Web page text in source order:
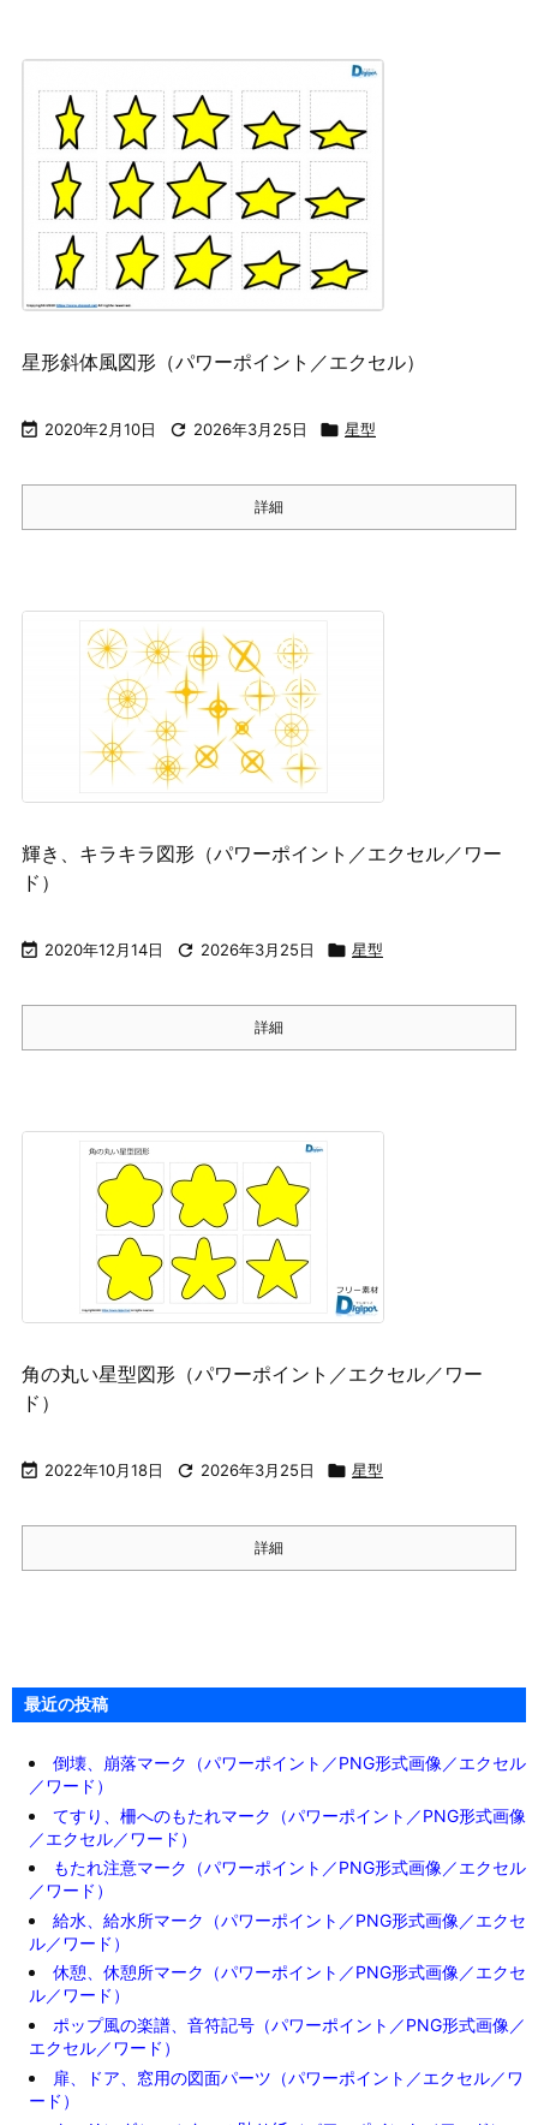
星形斜体風図形（パワーポイント／エクセル）
 2020年2月10日  2026年3月25日  星型
詳細
輝き、キラキラ図形（パワーポイント／エクセル／ワー
ド）
 2020年12月14日  2026年3月25日  星型
詳細
角の丸い星型図形（パワーポイント／エクセル／ワー
ド）
 2022年10月18日  2026年3月25日  星型
詳細
最近の投稿
倒壊、崩落マーク（パワーポイント／PNG形式画像／エクセル
／ワード）
てすり、柵へのもたれマーク（パワーポイント／PNG形式画像
／エクセル／ワード）
もたれ注意マーク（パワーポイント／PNG形式画像／エクセル
／ワード）
給水、給水所マーク（パワーポイント／PNG形式画像／エクセ
ル／ワード）
休憩、休憩所マーク（パワーポイント／PNG形式画像／エクセ
ル／ワード）
ポップ風の楽譜、音符記号（パワーポイント／PNG形式画像／
エクセル／ワード）
扉、ドア、窓用の図面パーツ（パワーポイント／エクセル／ワ
ード）